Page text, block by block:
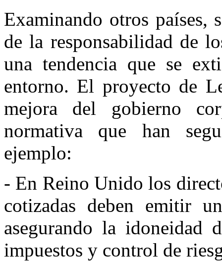
Examinando otros países,
de la responsabilidad de
una tendencia que se
entorno. El proyecto de
mejora del gobierno
normativa que han
ejemplo:
- En Reino Unido los
cotizadas deben emitir
asegurando la idoneidad
impuestos y control de